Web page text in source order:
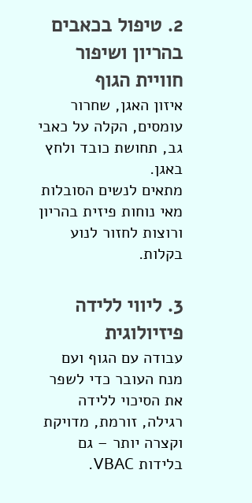
2. טיפול בכאבים
בהריון ושיפור
חוויית הגוף
איזון האגן, שחרור
עומסים, הקלה על כאבי
גב, תחושת כובד ולחץ
באגן.
מתאים לנשים הסובלות
מאי נוחות פיזית בהריון
ורוצות לחזור לנוע
בקלות.
3. ליווי ללידה
פיזיולוגית
עבודה עם הגוף ועם
מנח העובר כדי לשפר
את הסיכוי ללידה
רגילה, זורמת, מדויקת
וקצרה יותר – גם
בלידות VBAC.